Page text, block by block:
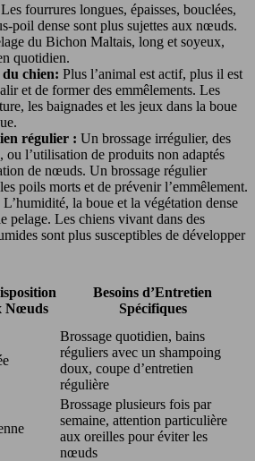
Les fourrures longues, épaisses, bouclées,
poil dense sont plus sujettes aux nœuds.
du Bichon Maltais, long et soyeux,
quotidien.
chien: Plus l’animal est actif, plus il est
et de former des emmêlements. Les
les baignades et les jeux dans la boue
régulier : Un brossage irrégulier, des
ou l’utilisation de produits non adaptés
de nœuds. Un brossage régulier
poils morts et de prévenir l’emmêlement.
L’humidité, la boue et la végétation dense
pelage. Les chiens vivant dans des
sont plus susceptibles de développer
Nœuds
Besoins d’Entretien
Spécifiques
Brossage quotidien, bains
réguliers avec un shampoing
doux, coupe d’entretien
régulière
Brossage plusieurs fois par
semaine, attention particulière
aux oreilles pour éviter les
nœuds